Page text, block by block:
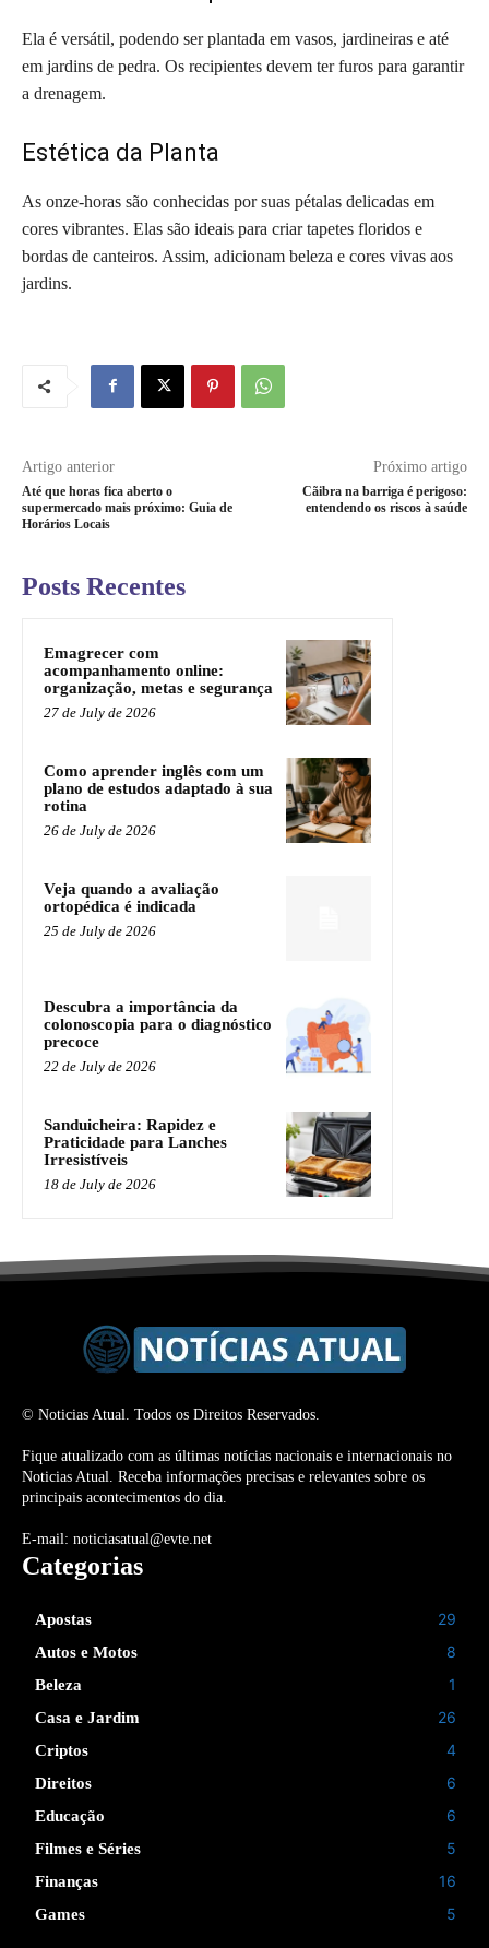
Ela é versátil, podendo ser plantada em vasos, jardineiras e até
em jardins de pedra. Os recipientes devem ter furos para garantir
a drenagem.
Estética da Planta
As onze-horas são conhecidas por suas pétalas delicadas em
cores vibrantes. Elas são ideais para criar tapetes floridos e
bordas de canteiros. Assim, adicionam beleza e cores vivas aos
jardins.
Artigo anterior
Até que horas fica aberto o
supermercado mais próximo: Guia de
Horários Locais
Próximo artigo
Cãibra na barriga é perigoso:
entendendo os riscos à saúde
Posts Recentes
Emagrecer com
acompanhamento online:
organização, metas e segurança
27 de July de 2026
Como aprender inglês com um
plano de estudos adaptado à sua
rotina
26 de July de 2026
Veja quando a avaliação
ortopédica é indicada
25 de July de 2026
Descubra a importância da
colonoscopia para o diagnóstico
precoce
22 de July de 2026
Sanduicheira: Rapidez e
Praticidade para Lanches
Irresistíveis
18 de July de 2026
© Noticias Atual. Todos os Direitos Reservados.
Fique atualizado com as últimas notícias nacionais e internacionais no
Noticias Atual. Receba informações precisas e relevantes sobre os
principais acontecimentos do dia.
E-mail: noticiasatual@evte.net
Categorias
Apostas 29
Autos e Motos 8
Beleza 1
Casa e Jardim 26
Criptos 4
Direitos 6
Educação 6
Filmes e Séries 5
Finanças 16
Games 5